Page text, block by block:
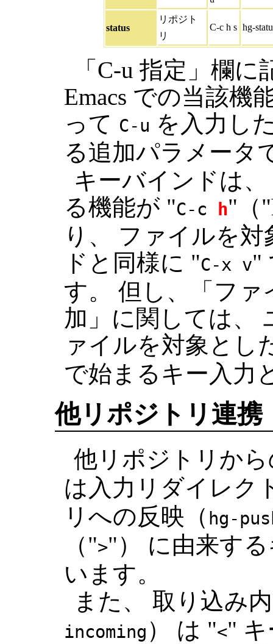
status
リポジト
リ
C-c h s hg-
「C-u 指定」欄
Emacs での当該機
って C-u を入力し
る追加パラメータ
キーバインドは
る機能が "C-c h"（
り、 ファイルを
ドと同様に "C-x v"
す。 但し、「ファ
加」に関しては、
ァイルを対象とし
で始まるキー入力
他リポジトリ連携
他リポジトリか
は入力リダイレク
リへの反映（ hg-
（">"） に由来す
います。
また、 取り込み
incoming ） は "<" キ